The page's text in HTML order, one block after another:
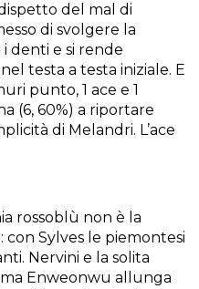
del mal di
di svolgere la
denti e si rende
testa a testa iniziale. E
punto, 1 ace e 1
(6, 60%) a riportare
di Melandri. L’ace
rossoblù non è la
con Sylves le piemontesi
Nervini e la solita
ma Enweonwu allunga